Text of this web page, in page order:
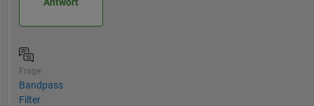
Frage
Bandpass
Filter